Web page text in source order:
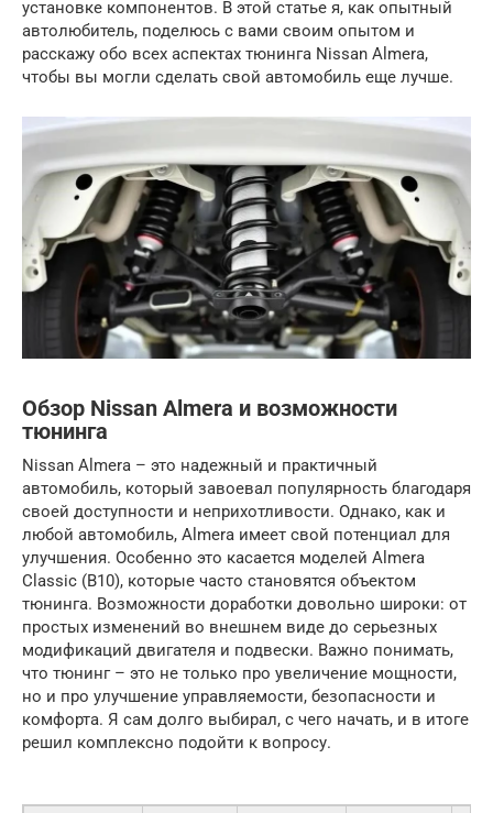
установке компонентов. В этой статье я, как опытный
автолюбитель, поделюсь с вами своим опытом и
расскажу обо всех аспектах тюнинга Nissan Almera,
чтобы вы могли сделать свой автомобиль еще лучше.
Обзор Nissan Almera и возможности
тюнинга
Nissan Almera – это надежный и практичный
автомобиль, который завоевал популярность благодаря
своей доступности и неприхотливости. Однако, как и
любой автомобиль, Almera имеет свой потенциал для
улучшения. Особенно это касается моделей Almera
Classic (B10), которые часто становятся объектом
тюнинга. Возможности доработки довольно широки: от
простых изменений во внешнем виде до серьезных
модификаций двигателя и подвески. Важно понимать,
что тюнинг – это не только про увеличение мощности,
но и про улучшение управляемости, безопасности и
комфорта. Я сам долго выбирал, с чего начать, и в итоге
решил комплексно подойти к вопросу.